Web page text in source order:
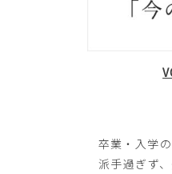
卒業・入学
派手過ぎず